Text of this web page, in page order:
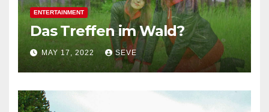
ENTERTAINMENT
Das Treffen im Wald?
MAY 17, 2022 SEVE